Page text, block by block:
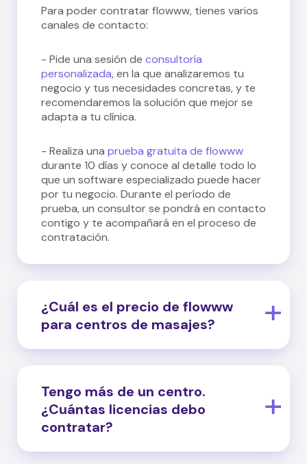
Para poder contratar flowww, tienes varios
canales de contacto:
- Pide una sesión de consultoría
personalizada, en la que analizaremos tu
negocio y tus necesidades concretas, y te
recomendaremos la solución que mejor se
adapta a tu clínica.
- Realiza una prueba gratuita de flowww
durante 10 días y conoce al detalle todo lo
que un software especializado puede hacer
por tu negocio. Durante el período de
prueba, un consultor se pondrá en contacto
contigo y te acompañará en el proceso de
contratación.
¿Cuál es el precio de flowww
para centros de masajes?
de negocio:
- Una gestión completa de tu centro con
Boss por 59 €/mes
- Hacer crecer tu negocio con herramientas
Tengo más de un centro.
¿Cuántas licencias debo
contratar?